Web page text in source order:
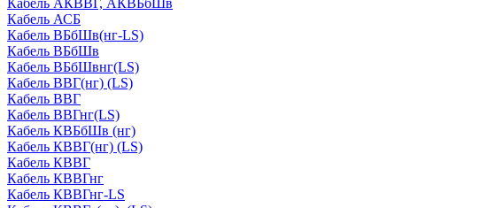
Кабель АКВВГ, АКВБбШв
Кабель АСБ
Кабель ВБбШв(нг-LS)
Кабель ВБбШв
Кабель ВБбШвнг(LS)
Кабель ВВГ(нг) (LS)
Кабель ВВГ
Кабель ВВГнг(LS)
Кабель КВБбШв (нг)
Кабель КВВГ(нг) (LS)
Кабель КВВГ
Кабель КВВГнг
Кабель КВВГнг-LS